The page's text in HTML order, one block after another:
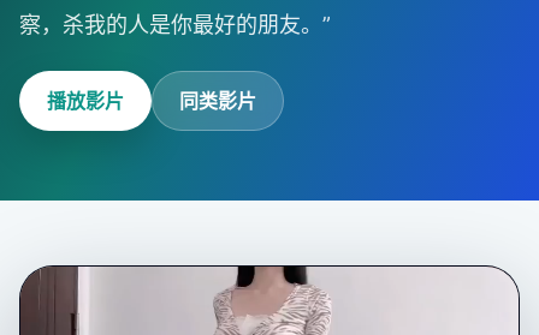
察，杀我的人是你最好的朋友。”
播放影片 同类影片